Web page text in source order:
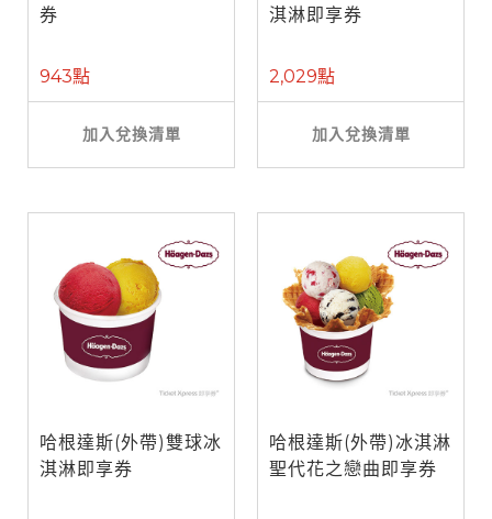
券
943點
加入兌換清單
淇淋即享券
2,029點
加入兌換清單
哈根達斯(外帶)雙球冰
淇淋即享券
哈根達斯(外帶)冰淇淋
聖代花之戀曲即享券